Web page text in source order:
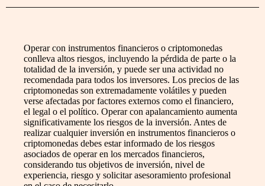
Operar con instrumentos financieros o criptomonedas
conlleva altos riesgos, incluyendo la pérdida de parte o la
totalidad de la inversión, y puede ser una actividad no
recomendada para todos los inversores. Los precios de las
criptomonedas son extremadamente volátiles y pueden
verse afectadas por factores externos como el financiero,
el legal o el político. Operar con apalancamiento aumenta
significativamente los riesgos de la inversión. Antes de
realizar cualquier inversión en instrumentos financieros o
criptomonedas debes estar informado de los riesgos
asociados de operar en los mercados financieros,
considerando tus objetivos de inversión, nivel de
experiencia, riesgo y solicitar asesoramiento profesional